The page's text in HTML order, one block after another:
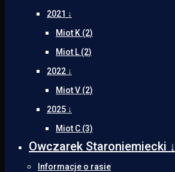
2021 ↓
Miot K (2)
Miot L (2)
2022 ↓
Miot V (2)
2025 ↓
Miot C (3)
Owczarek Staroniemiecki ↓
Informacje o rasie